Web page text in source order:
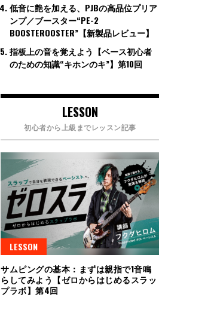
低音に艶を加える、PJBの高品位プリア
ンプ／ブースター“PE-2
BOOSTEROOSTER”【新製品レビュー】
指板上の音を覚えよう【ベース初心者
のための知識“キホンのキ”】第10回
LESSON
初心者から上級までレッスン記事
LESSON
サムピングの基本：まずは親指で1音鳴
らしてみよう【ゼロからはじめるスラッ
プラボ】第4回